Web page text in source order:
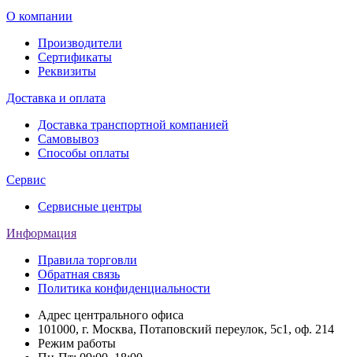
О компании
Производители
Сертификаты
Реквизиты
Доставка и оплата
Доставка транспортной компанией
Самовывоз
Способы оплаты
Сервис
Сервисные центры
Информация
Правила торговли
Обратная связь
Политика конфиденциальности
Адрес центрального офиса
101000, г. Москва, Потаповский переулок, 5с1, оф. 214
Режим работы